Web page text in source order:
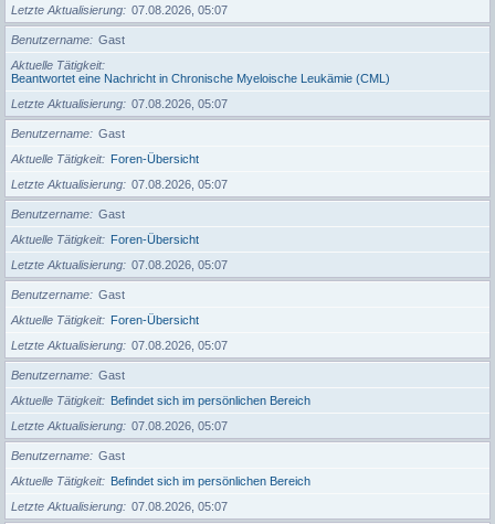
Letzte Aktualisierung
07.08.2026, 05:07
Benutzername
Gast
Aktuelle Tätigkeit
Beantwortet eine Nachricht in Chronische Myeloische Leukämie (CML)
Letzte Aktualisierung
07.08.2026, 05:07
Benutzername
Gast
Aktuelle Tätigkeit
Foren-Übersicht
Letzte Aktualisierung
07.08.2026, 05:07
Benutzername
Gast
Aktuelle Tätigkeit
Foren-Übersicht
Letzte Aktualisierung
07.08.2026, 05:07
Benutzername
Gast
Aktuelle Tätigkeit
Foren-Übersicht
Letzte Aktualisierung
07.08.2026, 05:07
Benutzername
Gast
Aktuelle Tätigkeit
Befindet sich im persönlichen Bereich
Letzte Aktualisierung
07.08.2026, 05:07
Benutzername
Gast
Aktuelle Tätigkeit
Befindet sich im persönlichen Bereich
Letzte Aktualisierung
07.08.2026, 05:07